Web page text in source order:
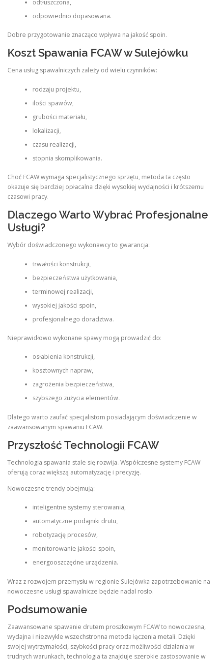
odtłuszczona,
odpowiednio dopasowana.
Dobre przygotowanie znacząco wpływa na jakość spoin.
Koszt Spawania FCAW w Sulejówku
Cena usług spawalniczych zależy od wielu czynników:
rodzaju projektu,
ilości spawów,
grubości materiału,
lokalizacji,
czasu realizacji,
stopnia skomplikowania.
Choć FCAW wymaga specjalistycznego sprzętu, metoda ta często
okazuje się bardziej opłacalna dzięki wysokiej wydajności i krótszemu
czasowi pracy.
Dlaczego Warto Wybrać Profesjonalne
Usługi?
Wybór doświadczonego wykonawcy to gwarancja:
trwałości konstrukcji,
bezpieczeństwa użytkowania,
terminowej realizacji,
wysokiej jakości spoin,
profesjonalnego doradztwa.
Nieprawidłowo wykonane spawy mogą prowadzić do:
osłabienia konstrukcji,
kosztownych napraw,
zagrożenia bezpieczeństwa,
szybszego zużycia elementów.
Dlatego warto zaufać specjalistom posiadającym doświadczenie w
zaawansowanym spawaniu FCAW.
Przyszłość Technologii FCAW
Technologia spawania stale się rozwija. Współczesne systemy FCAW
oferują coraz większą automatyzację i precyzję.
Nowoczesne trendy obejmują:
inteligentne systemy sterowania,
automatyczne podajniki drutu,
robotyzację procesów,
monitorowanie jakości spoin,
energooszczędne urządzenia.
Wraz z rozwojem przemysłu w regionie Sulejówka zapotrzebowanie na
nowoczesne usługi spawalnicze będzie nadal rosło.
Podsumowanie
Zaawansowane spawanie drutem proszkowym FCAW to nowoczesna,
wydajna i niezwykle wszechstronna metoda łączenia metali. Dzięki
swojej wytrzymałości, szybkości pracy oraz możliwości działania w
trudnych warunkach, technologia ta znajduje szerokie zastosowanie w